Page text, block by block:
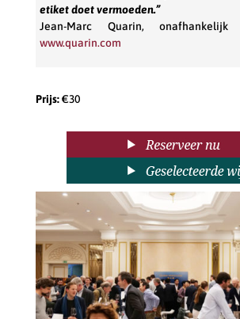
etiket doet vermoeden.”
Jean-Marc Quarin,
www.quarin.com
Prijs:€30